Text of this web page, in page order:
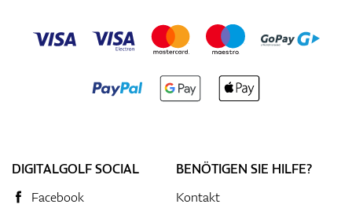
DIGITALGOLF SOCIAL
Facebook
BENÖTIGEN SIE HILFE?
Kontakt